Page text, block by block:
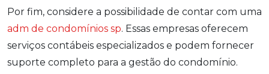
Por fim, considere a possibilidade de contar com uma
adm de condomínios sp. Essas empresas oferecem
serviços contábeis especializados e podem fornecer
suporte completo para a gestão do condomínio.